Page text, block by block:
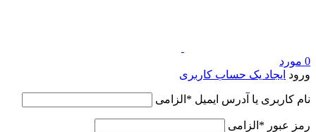
0 مورد
ورود ایجاد یک حساب کاربری
نام کاربری یا آدرس ایمیل * الزامی
رمز عبور * الزامی